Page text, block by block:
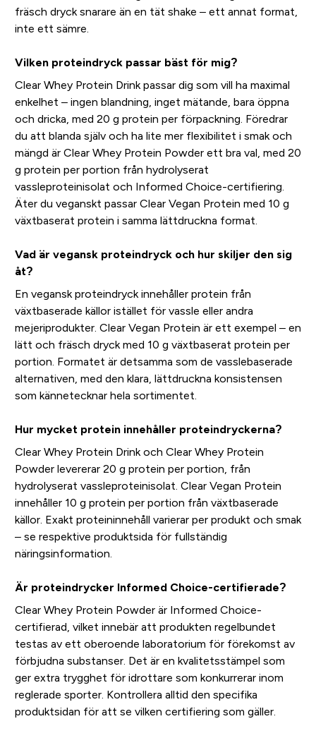
fräsch dryck snarare än en tät shake – ett annat format,
inte ett sämre.
Vilken proteindryck passar bäst för mig?
Clear Whey Protein Drink passar dig som vill ha maximal
enkelhet – ingen blandning, inget mätande, bara öppna
och dricka, med 20 g protein per förpackning. Föredrar
du att blanda själv och ha lite mer flexibilitet i smak och
mängd är Clear Whey Protein Powder ett bra val, med 20
g protein per portion från hydrolyserat
vassleproteinisolat och Informed Choice-certifiering.
Äter du veganskt passar Clear Vegan Protein med 10 g
växtbaserat protein i samma lättdruckna format.
Vad är vegansk proteindryck och hur skiljer den sig
åt?
En vegansk proteindryck innehåller protein från
växtbaserade källor istället för vassle eller andra
mejeriprodukter. Clear Vegan Protein är ett exempel – en
lätt och fräsch dryck med 10 g växtbaserat protein per
portion. Formatet är detsamma som de vasslebaserade
alternativen, med den klara, lättdruckna konsistensen
som kännetecknar hela sortimentet.
Hur mycket protein innehåller proteindryckerna?
Clear Whey Protein Drink och Clear Whey Protein
Powder levererar 20 g protein per portion, från
hydrolyserat vassleproteinisolat. Clear Vegan Protein
innehåller 10 g protein per portion från växtbaserade
källor. Exakt proteininnehåll varierar per produkt och smak
– se respektive produktsida för fullständig
näringsinformation.
Är proteindrycker Informed Choice-certifierade?
Clear Whey Protein Powder är Informed Choice-
certifierad, vilket innebär att produkten regelbundet
testas av ett oberoende laboratorium för förekomst av
förbjudna substanser. Det är en kvalitetsstämpel som
ger extra trygghet för idrottare som konkurrerar inom
reglerade sporter. Kontrollera alltid den specifika
produktsidan för att se vilken certifiering som gäller.